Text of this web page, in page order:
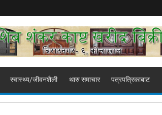
स्वास्थ्य/जीवनशैली थारु समाचार पत्रपत्रिकाबाट